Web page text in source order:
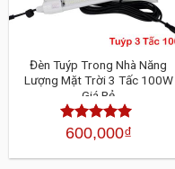
Đèn Tuýp Trong Nhà Năng
Lượng Mặt Trời 3 Tấc 100W
Giá Rẻ
Được xếp
sao
600,000₫